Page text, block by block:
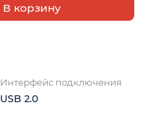
В корзину
Интерфейс подключения
USB 2.0